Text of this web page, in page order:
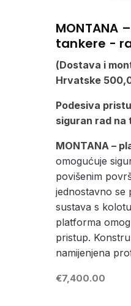
MONTANA
tankere -
(Dostava i
Hrvatske
Podesiva
siguran rad na
MONTANA –
omogućuje
povišenim
jednostavno se
sustava s
platforma
pristup.
namijenjena
€7,400.00